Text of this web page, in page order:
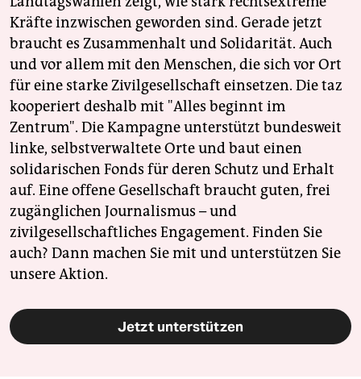
Kräfte inzwischen geworden sind. Gerade jetzt
braucht es Zusammenhalt und Solidarität. Auch
und vor allem mit den Menschen, die sich vor Ort
für eine starke Zivilgesellschaft einsetzen. Die taz
kooperiert deshalb mit "Alles beginnt im
Zentrum". Die Kampagne unterstützt bundesweit
linke, selbstverwaltete Orte und baut einen
solidarischen Fonds für deren Schutz und Erhalt
auf. Eine offene Gesellschaft braucht guten, frei
zugänglichen Journalismus – und
zivilgesellschaftliches Engagement. Finden Sie
auch? Dann machen Sie mit und unterstützen Sie
unsere Aktion.
Jetzt unterstützen